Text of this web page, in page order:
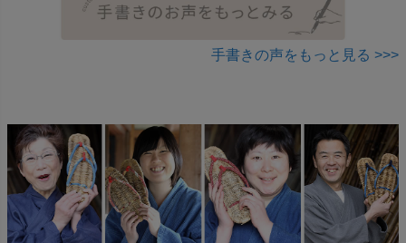
手書きの声をもっと見る >>>